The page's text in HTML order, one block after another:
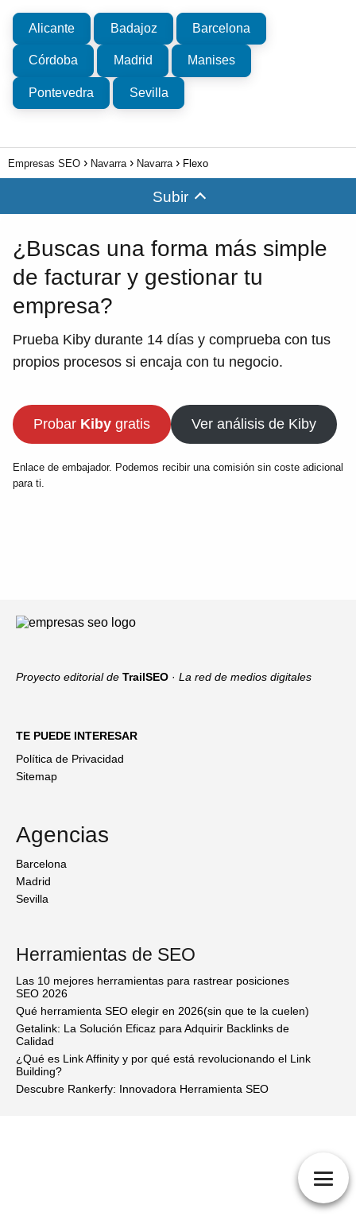
Alicante Badajoz Barcelona
Córdoba Madrid Manises
Pontevedra Sevilla
Empresas SEO Navarra Navarra Flexo
Subir
¿Buscas una forma más simple
de facturar y gestionar tu
empresa?
Prueba Kiby durante 14 días y comprueba con tus
propios procesos si encaja con tu negocio.
Probar Kibygratis Ver análisis de Kiby
Enlace de embajador. Podemos recibir una comisión sin coste adicional
para ti.
Proyecto editorial de TrailSEO · La red de medios digitales
TE PUEDE INTERESAR
Política de Privacidad
Sitemap
Agencias
Barcelona
Madrid
Sevilla
Herramientas de SEO
Las 10 mejores herramientas para rastrear posiciones
SEO 2026
Qué herramienta SEO elegir en 2026(sin que te la cuelen)
Getalink: La Solución Eficaz para Adquirir Backlinks de
Calidad
¿Qué es Link Affinity y por qué está revolucionando el Link
Building?
Descubre Rankerfy: Innovadora Herramienta SEO